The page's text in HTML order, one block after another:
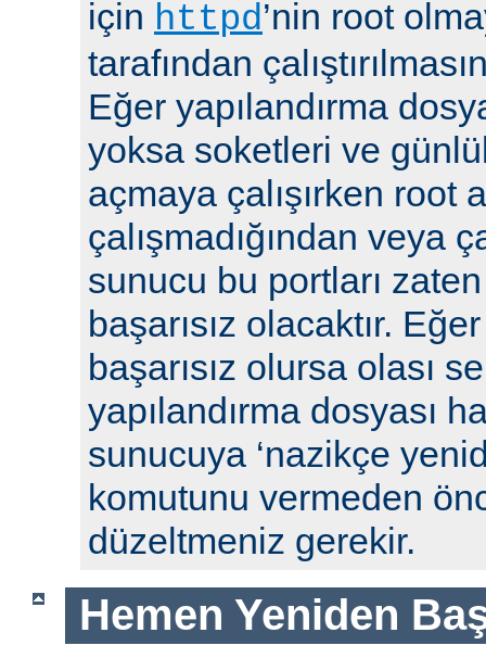
için httpd’nin root
tarafından
Eğer yapılandırma
yoksa soketleri ve
açmaya çalışırken root
çalışmadığından veya
sunucu bu portları
başarısız olacaktır.
başarısız olursa olası
yapılandırma dosyası
sunucuya ‘nazikçe
komutunu vermeden
düzeltmeniz gerekir.
Hemen Yeniden